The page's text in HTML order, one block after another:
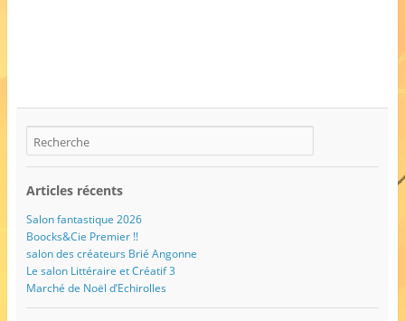
Articles récents
Salon fantastique 2026
Boocks&Cie Premier !!
salon des créateurs Brié Angonne
Le salon Littéraire et Créatif 3
Marché de Noël d’Echirolles